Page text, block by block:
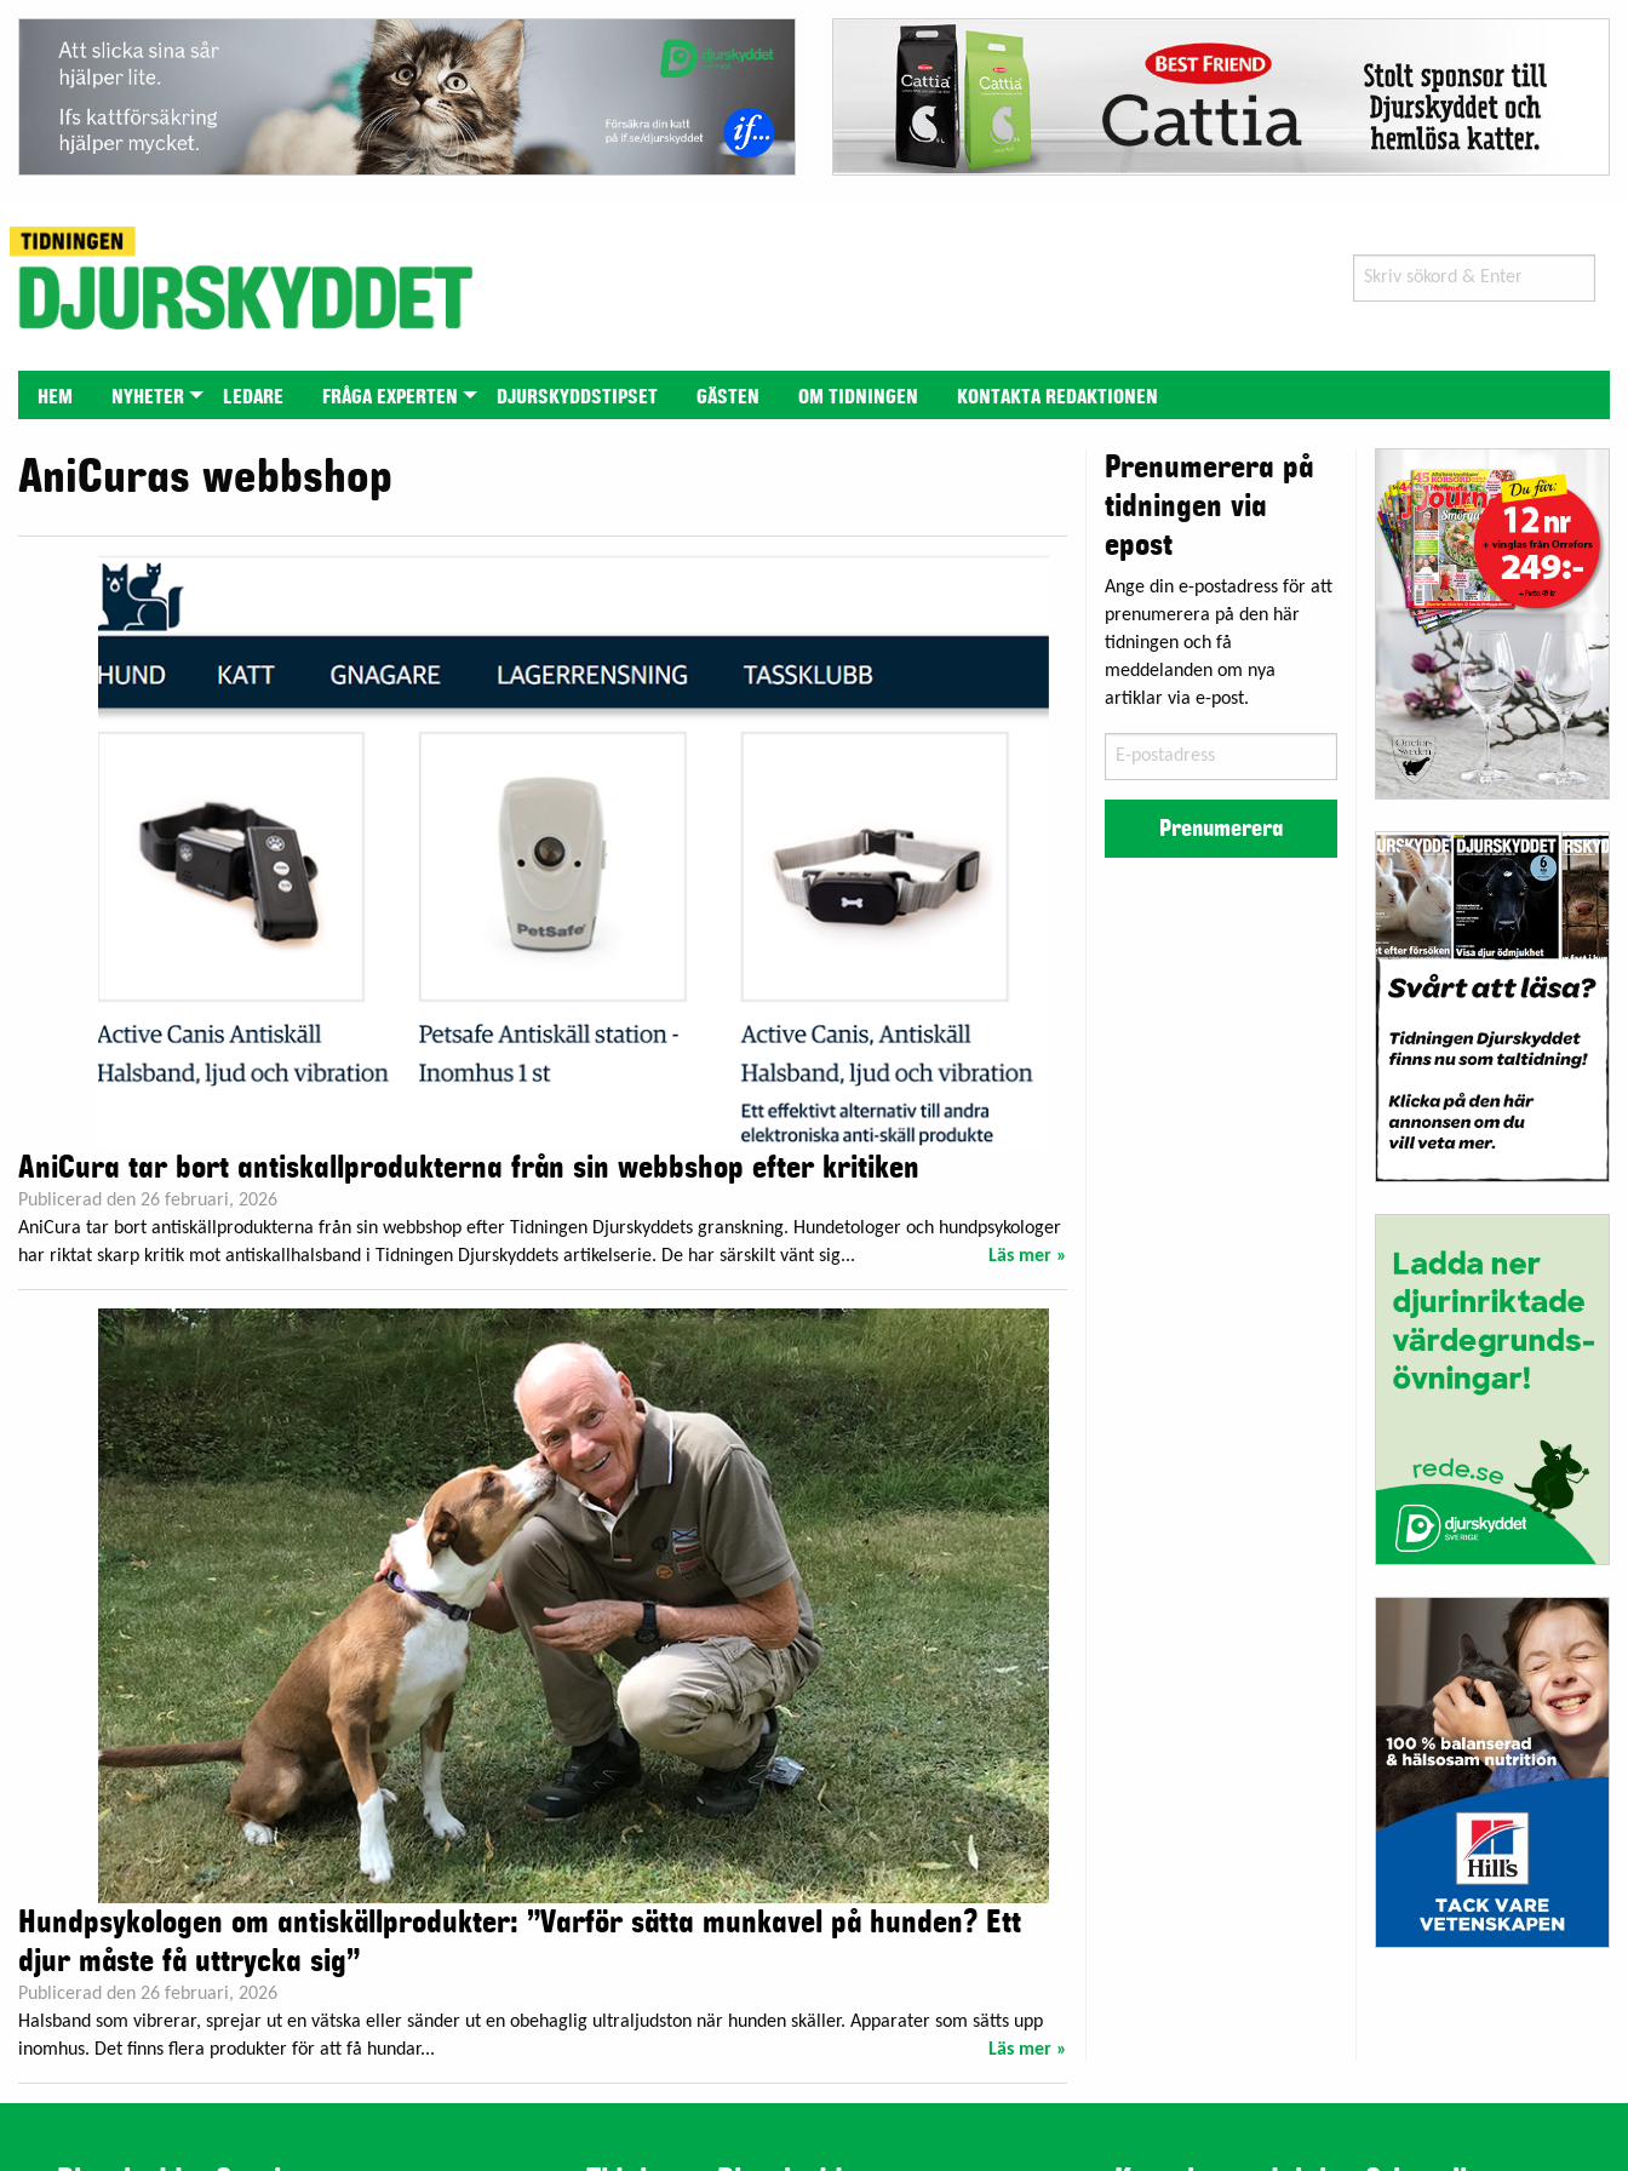
Search
for:
HEM NYHETER LEDARE FRÅGA EXPERTEN DJURSKYDDSTIPSET GÄSTEN OM TIDNINGEN KONTAKTA REDAKTIONEN
AniCuras webbshop
AniCura tar bort antiskallprodukterna från sin webbshop efter kritiken
Publicerad den 26 februari, 2026
AniCura tar bort antiskällprodukterna från sin webbshop efter Tidningen Djurskyddets granskning. Hundetologer och hundpsykologer
har riktat skarp kritik mot antiskallhalsband i Tidningen Djurskyddets artikelserie. De har särskilt vänt sig...
Läs mer »
Hundpsykologen om antiskällprodukter: ”Varför sätta munkavel på hunden? Ett
djur måste få uttrycka sig”
Publicerad den 26 februari, 2026
Halsband som vibrerar, sprejar ut en vätska eller sänder ut en obehaglig ultraljudston när hunden skäller. Apparater som sätts upp
inomhus. Det finns flera produkter för att få hundar...
Läs mer »
Prenumerera på
tidningen via
epost
Ange din e-postadress för att
prenumerera på den här
tidningen och få
meddelanden om nya
artiklar via e-post.
postadress
Prenumerera